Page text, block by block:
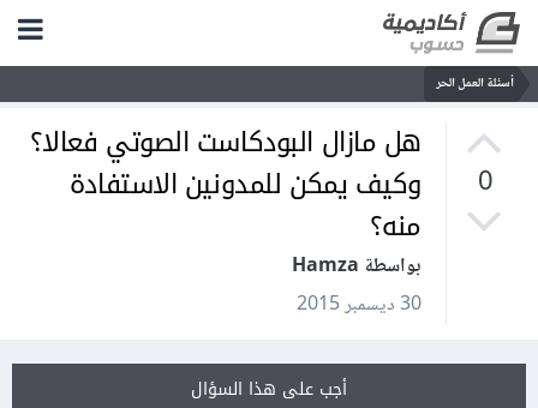
أسئلة العمل الحر
0
هل مازال البودكاست الصوتي فعالا؟
وكيف يمكن للمدونين الاستفادة
منه؟
بواسطة Hamza
30 ديسمبر 2015
أجب على هذا السؤال